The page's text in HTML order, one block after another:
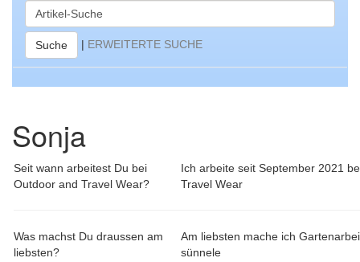
Suche | ERWEITERTE SUCHE
Sonja
Seit wann arbeitest Du bei
Outdoor and Travel Wear?
Ich arbeite seit September 2021
Travel Wear
Was machst Du draussen am
liebsten?
Am liebsten mache ich
sünnele